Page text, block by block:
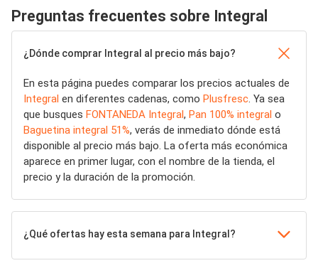
Preguntas frecuentes sobre Integral
¿Dónde comprar Integral al precio más bajo?
En esta página puedes comparar los precios actuales de
Integral en diferentes cadenas, como Plusfresc . Ya sea
que busques FONTANEDA Integral, Pan 100% integral o
Baguetina integral 51%, verás de inmediato dónde está
disponible al precio más bajo. La oferta más económica
aparece en primer lugar, con el nombre de la tienda, el
precio y la duración de la promoción.
¿Qué ofertas hay esta semana para Integral?